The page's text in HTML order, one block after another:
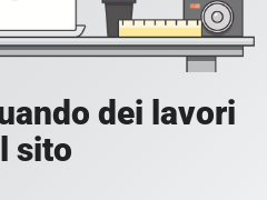
dei lavori
sito